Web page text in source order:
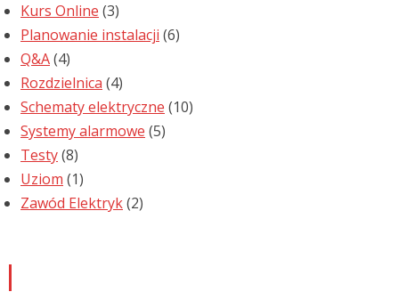
Kurs Online (3)
Planowanie instalacji (6)
Q&A(4)
Rozdzielnica (4)
Schematy elektryczne (10)
Systemy alarmowe (5)
Testy(8)
Uziom (1)
Zawód Elektryk(2)